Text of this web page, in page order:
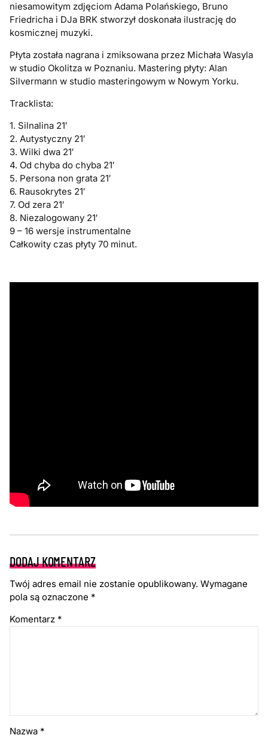
niesamowitym zdjęciom Adama Polańskiego, Bruno
Friedricha i DJa BRK stworzył doskonała ilustrację do
kosmicznej muzyki.
Płyta została nagrana i zmiksowana przez Michała Wasyla
w studio Okolitza w Poznaniu. Mastering płyty: Alan
Silvermann w studio masteringowym w Nowym Yorku.
Tracklista:
1. Silnalina 21′
2. Autystyczny 21′
3. Wilki dwa 21′
4. Od chyba do chyba 21′
5. Persona non grata 21′
6. Rausokrytes 21′
7. Od zera 21′
8. Niezalogowany 21′
9 – 16 wersje instrumentalne
Całkowity czas płyty 70 minut.
DODAJ KOMENTARZ
Twój adres email nie zostanie opublikowany. Wymagane
pola są oznaczone *
Komentarz *
Nazwa *